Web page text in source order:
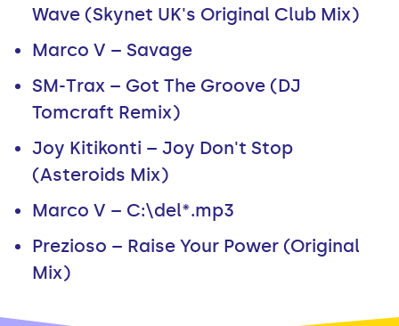
Wave (Skynet UK's Original Club Mix)
Marco V – Savage
SM-Trax – Got The Groove (DJ
Tomcraft Remix)
Joy Kitikonti – Joy Don't Stop
(Asteroids Mix)
Marco V – C:\del*.mp3
Prezioso – Raise Your Power (Original
Mix)